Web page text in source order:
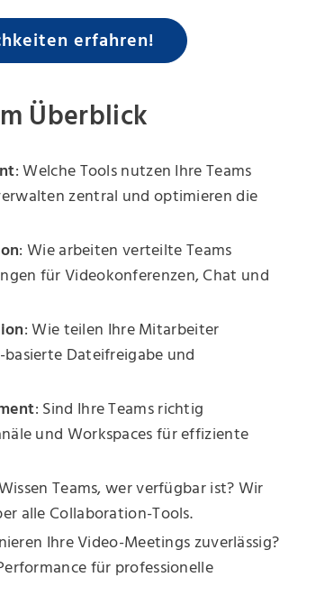
erfahren!
Überblick
: Welche Tools nutzen Ihre Teams
zentral und optimieren die
: Wie arbeiten verteilte Teams
für Videokonferenzen, Chat und
: Wie teilen Ihre Mitarbeiter
basierte Dateifreigabe und
: Sind Ihre Teams richtig
und Workspaces für effiziente
Teams, wer verfügbar ist? Wir
alle Collaboration-Tools.
Ihre Video-Meetings zuverlässig?
für professionelle